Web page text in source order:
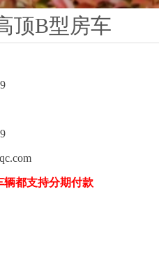
顶B型房车
辆都支持分期付款